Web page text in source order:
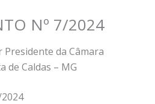
Nº 7/2024
Presidente da Câmara
de Caldas – MG